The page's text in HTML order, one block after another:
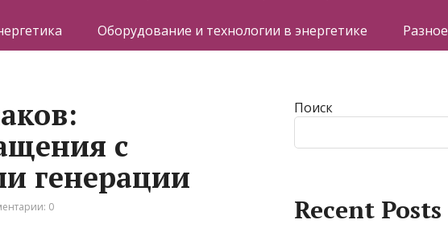
Оборудование и технологии в энергетике Разное
с
генерации
0
Поиск
Recent Posts